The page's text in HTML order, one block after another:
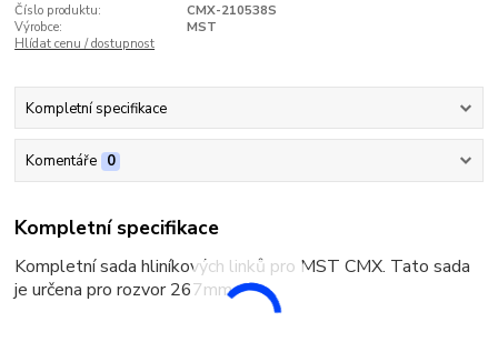
Číslo produktu:
CMX-210538S
Výrobce:
MST
Hlídat cenu / dostupnost
Kompletní specifikace
Komentáře 0
Kompletní specifikace
Kompletní sada hliníkových linků pro MST CMX. Tato sada
je určena pro rozvor 267mm.